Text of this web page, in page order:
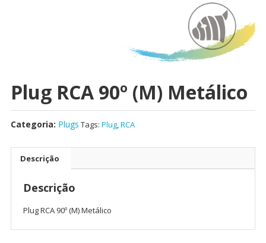
Plug RCA 90º (M) Metálico
Categoria: Plugs Tags: Plug,RCA
Descrição
Descrição
Plug RCA 90º (M) Metálico